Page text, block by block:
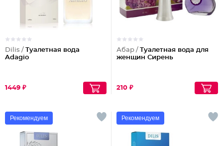
Dilis / Туалетная вода
Adagio
1449 ₽
Абар / Туалетная вода для
женщин Сирень
210 ₽
Рекомендуем Рекомендуем